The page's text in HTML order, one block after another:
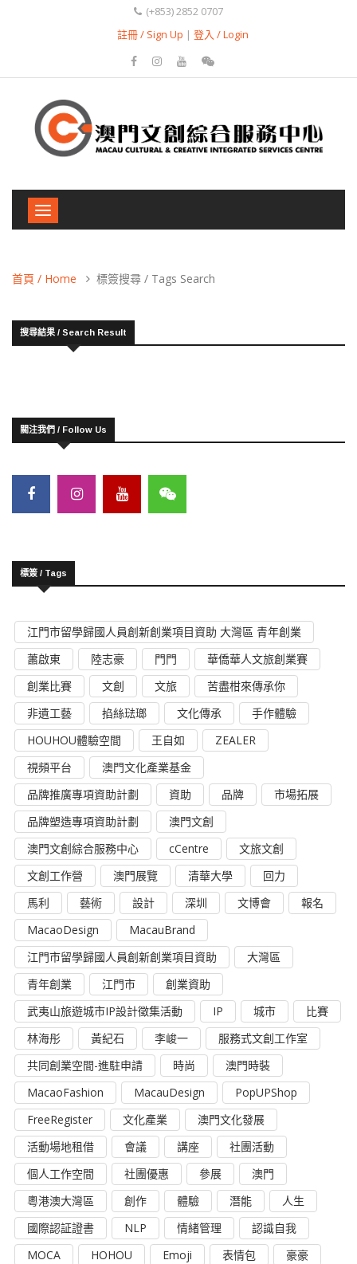
(+853) 2852 0707
註冊 / Sign Up | 登入 / Login
Toggle
navigation
首頁 / Home 標簽搜尋 / Tags Search
搜尋結果 / Search Result
關注我們 / Follow Us
標簽 / Tags
江門市留學歸國人員創新創業項目資助 大灣區 青年創業
蕭啟東
陸志豪 門門
華僑華人文旅創業賽
創業比賽
文創 文旅
苦盡柑來傳承你
非遺工藝
掐絲琺瑯 文化傳承
手作體驗
HOUHOU體驗空間
王自如
ZEALER
視頻平台
澳門文化產業基金
品牌推廣專項資助計劃
資助 品牌
市場拓展
品牌塑造專項資助計劃
澳門文創
澳門文創綜合服務中心
cCentre
文旅文創
文創工作營
澳門展覽 清華大學
回力
馬利
藝術 設計 深圳 文博會
報名
MacaoDesign
MacauBrand
江門市留學歸國人員創新創業項目資助
大灣區
青年創業
江門市
創業資助
武夷山旅遊城市IP設計徵集活動
IP 城市
比賽
林海彤
黃紀石 李峻一
服務式文創工作室
共同創業空間-進駐申請
時尚
澳門時裝
MacaoFashion
MacauDesign
PopUPShop
FreeRegister
文化產業
澳門文化發展
活動場地租借
會議 講座
社團活動
個人工作空間
社團優惠 參展
澳門
粵港澳大灣區
創作 體驗 潛能
人生
國際認証證書
NLP 情緒管理
認識自我
MOCA
HOHOU Emoji 表情包
豪豪